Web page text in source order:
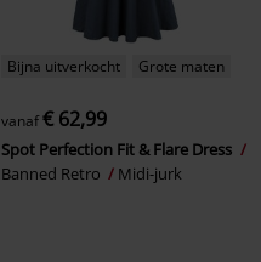
Bijna uitverkocht Grote maten
vanaf€ 62,99
Spot Perfection Fit & Flare Dress
Banned Retro
Midi-jurk